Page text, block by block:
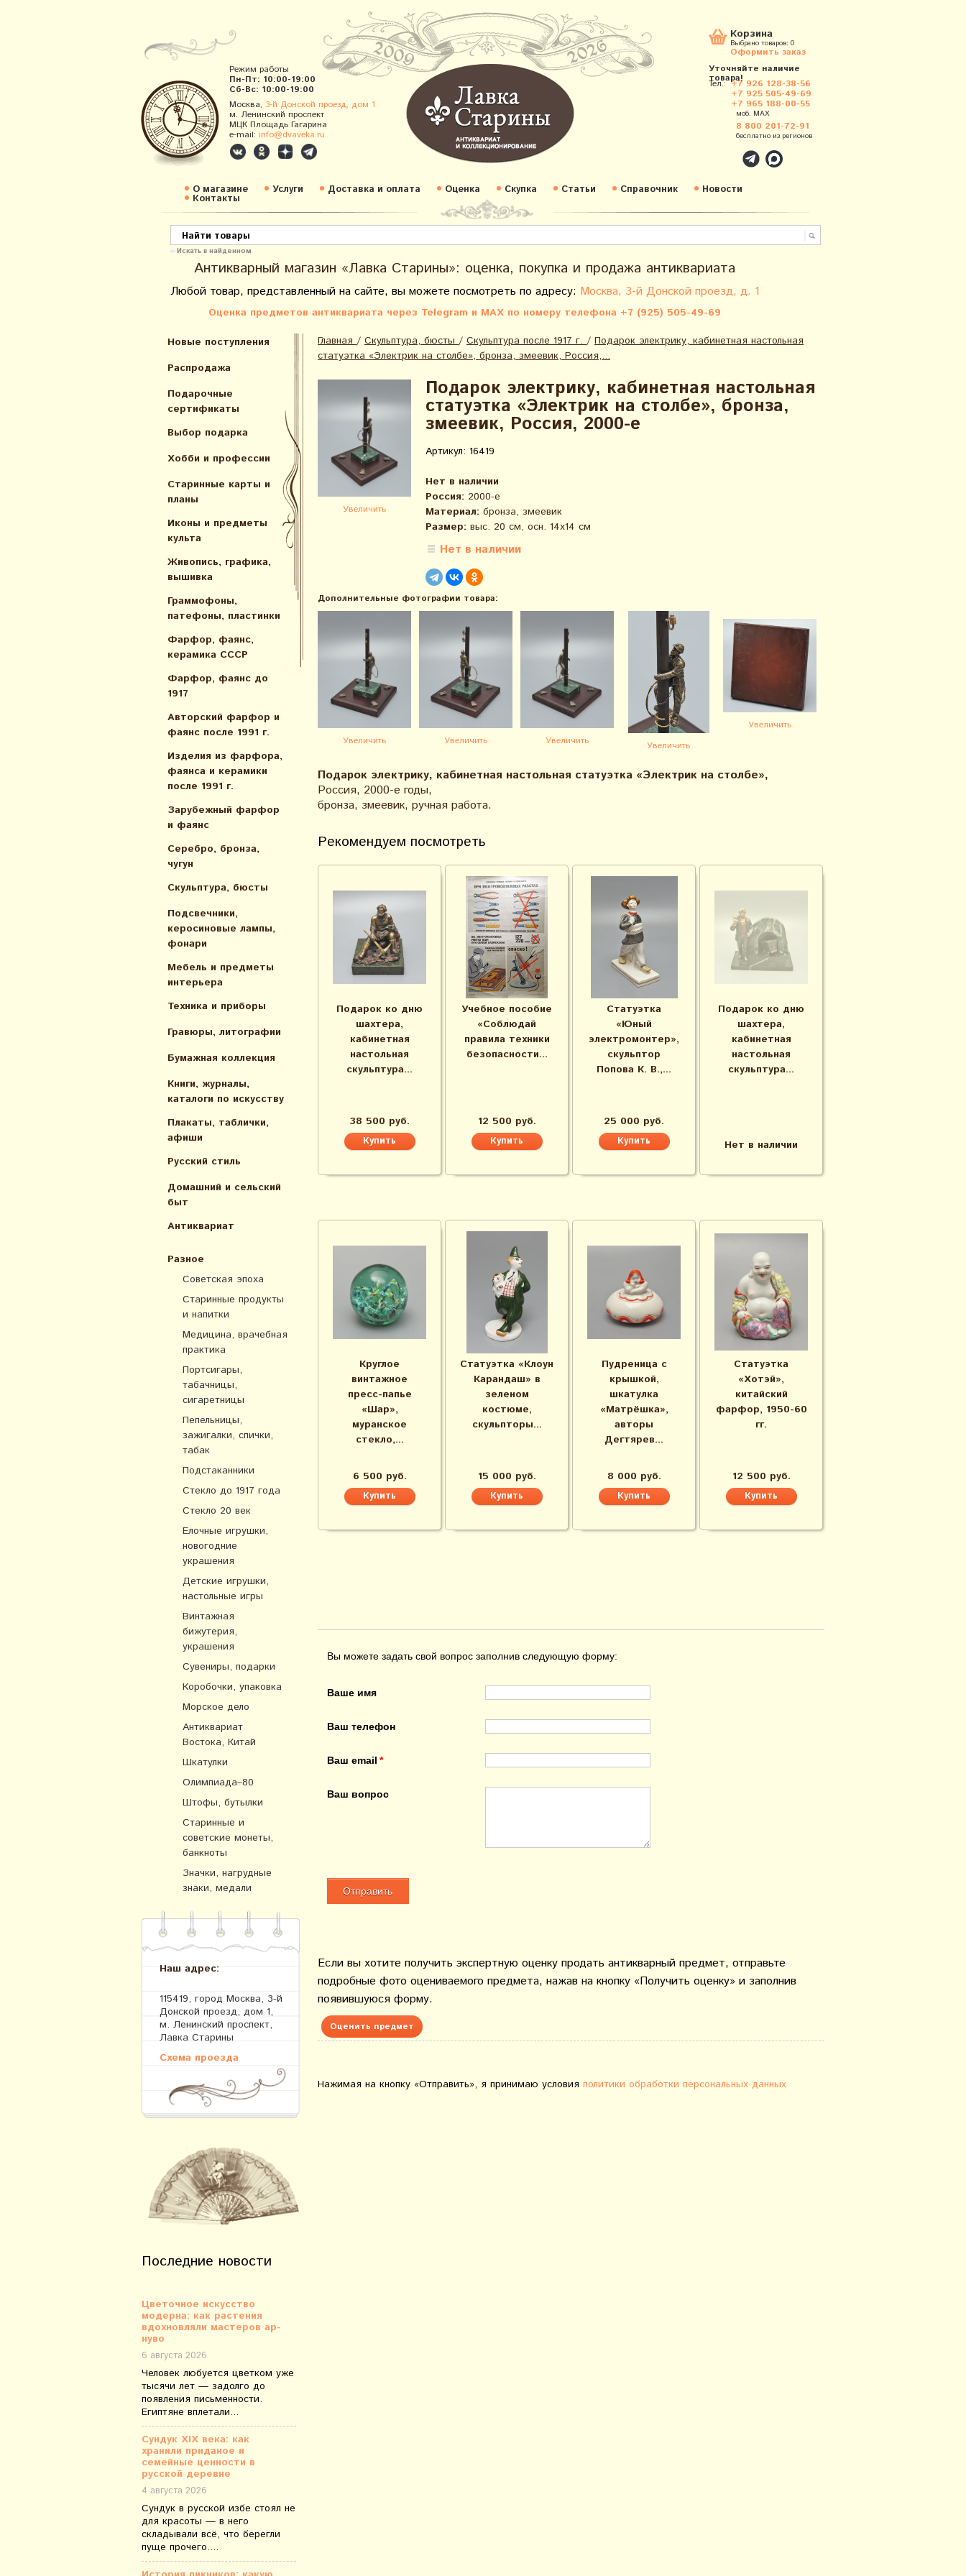
Режим работы
Пн-Пт: 10:00-19:00
Сб-Вс: 10:00-19:00
Москва, 3-й Донской проезд, дом 1
м. Ленинский проспект
МЦК Площадь Гагарина
e-mail: info@dvaveka.ru
Корзина
Выбрано товаров: 0
Оформить заказ
Уточняйте наличие
товара!
Тел.: +7 926 128-38-56
+7 925 505-49-69
+7 965 188-00-55
моб. MAX
8 800 201-72-91
бесплатно из регионов
О магазине Услуги Доставка и оплата Оценка Скупка Статьи Справочник Новости
Контакты
Искать в найденном
Антикварный магазин «Лавка Старины»: оценка, покупка и продажа антиквариата
Любой товар, представленный на сайте, вы можете посмотреть по адресу: Москва, 3-й Донской проезд, д. 1
Оценка предметов антиквариата через Telegram и MAX по номеру телефона +7 (925) 505-49-69
Новые поступления
Распродажа
Подарочные
сертификаты
Выбор подарка
Хобби и профессии
Старинные карты и
планы
Иконы и предметы
культа
Живопись, графика,
вышивка
Граммофоны,
патефоны, пластинки
Фарфор, фаянс,
керамика СССР
Фарфор, фаянс до
1917
Авторский фарфор и
фаянс после 1991 г.
Изделия из фарфора,
фаянса и керамики
после 1991 г.
Зарубежный фарфор
и фаянс
Серебро, бронза,
чугун
Скульптура, бюсты
Подсвечники,
керосиновые лампы,
фонари
Мебель и предметы
интерьера
Техника и приборы
Гравюры, литографии
Бумажная коллекция
Книги, журналы,
каталоги по искусcтву
Плакаты, таблички,
афиши
Русский стиль
Домашний и сельский
быт
Антиквариат
Разное
Советская эпоха
Старинные продукты
и напитки
Медицина, врачебная
практика
Портсигары,
табачницы,
сигаретницы
Пепельницы,
зажигалки, спички,
табак
Подстаканники
Стекло до 1917 года
Стекло 20 век
Елочные игрушки,
новогодние
украшения
Детские игрушки,
настольные игры
Винтажная
бижутерия,
украшения
Сувениры, подарки
Коробочки, упаковка
Морское дело
Антиквариат
Востока, Китай
Шкатулки
Олимпиада–80
Штофы, бутылки
Старинные и
советские монеты,
банкноты
Значки, нагрудные
знаки, медали
Наш адрес:
115419, город Москва, 3-й
Донской проезд, дом 1,
м. Ленинский проспект,
Лавка Старины
Схема проезда
Последние новости
Цветочное искусство
модерна: как растения
вдохновляли мастеров ар-
нуво
6 августа 2026
Человек любуется цветком уже
тысячи лет — задолго до
появления письменности.
Египтяне вплетали...
Сундук XIX века: как
хранили приданое и
семейные ценности в
русской деревне
4 августа 2026
Сундук в русской избе стоял не
для красоты — в него
складывали всё, что берегли
пуще прочего....
Главная / Скульптура, бюсты / Скульптура после 1917 г. / Подарок электрику, кабинетная настольная
статуэтка «Электрик на столбе», бронза, змеевик, Россия,...
Увеличить
Подарок электрику, кабинетная настольная
статуэтка «Электрик на столбе», бронза,
змеевик, Россия, 2000-е
Артикул: 16419
Нет в наличии
Россия: 2000-е
Материал: бронза, змеевик
Размер: выс. 20 см, осн. 14х14 см
Нет в наличии
Дополнительные фотографии товара:
Увеличить Увеличить Увеличить Увеличить
Увеличить
Подарок электрику, кабинетная настольная статуэтка «Электрик на столбе»,
Россия, 2000-е годы,
бронза, змеевик, ручная работа.
Рекомендуем посмотреть
Подарок ко дню
шахтера,
кабинетная
настольная
скульптура...
38 500 руб.
Учебное пособие
«Соблюдай
правила техники
безопасности...
12 500 руб.
Статуэтка
«Юный
электромонтер»,
скульптор
Попова К. В.,...
25 000 руб.
Подарок ко дню
шахтера,
кабинетная
настольная
скульптура...
Нет в наличии
Круглое
винтажное
пресс-папье
«Шар»,
муранское
стекло,...
6 500 руб.
Статуэтка «Клоун
Карандаш» в
зеленом
костюме,
скульпторы...
15 000 руб.
Пудреница с
крышкой,
шкатулка
«Матрёшка»,
авторы
Дегтярев...
8 000 руб.
Статуэтка
«Хотэй»,
китайский
фарфор, 1950-60
гг.
12 500 руб.
Вы можете задать свой вопрос заполнив следующую форму:
Ваше имя
Ваш телефон
Ваш email
Ваш вопрос
Если вы хотите получить экспертную оценку продать антикварный предмет, отправьте
подробные фото оцениваемого предмета, нажав на кнопку «Получить оценку» и заполнив
появившуюся форму.
Оценить предмет
Нажимая на кнопку «Отправить», я принимаю условия политики обработки персональных данных